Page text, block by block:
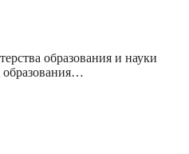
образования и науки
образования…